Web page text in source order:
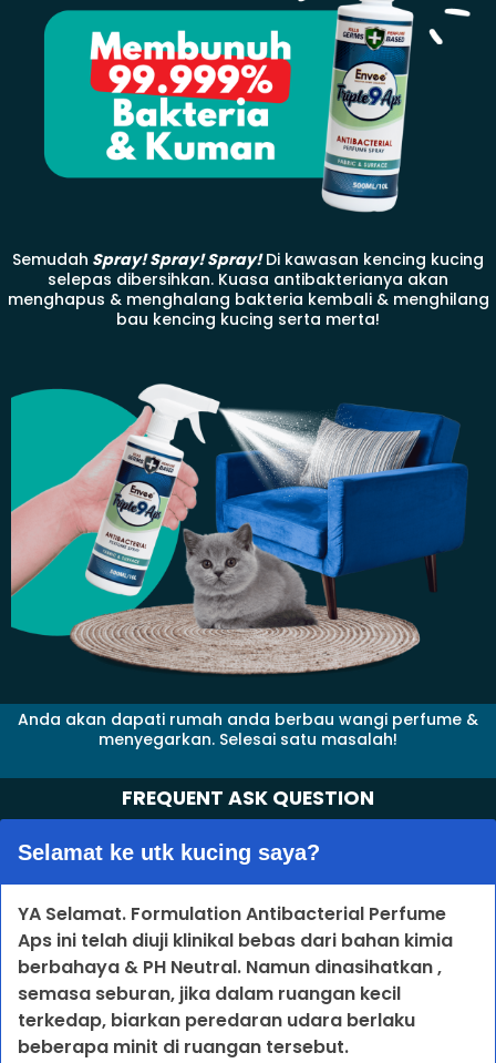
Semudah Spray! Spray! Spray!Di kawasan kencing kucing
selepas dibersihkan. Kuasa antibakterianya akan
menghapus & menghalang bakteria kembali & menghilang
bau kencing kucing serta merta!
Anda akan dapati rumah anda berbau wangi perfume &
menyegarkan. Selesai satu masalah!
FREQUENT ASK QUESTION
Selamat ke utk kucing saya?
YA Selamat. Formulation Antibacterial Perfume
Aps ini telah diuji klinikal bebas dari bahan kimia
berbahaya & PH Neutral. Namun dinasihatkan ,
semasa seburan, jika dalam ruangan kecil
terkedap, biarkan peredaran udara berlaku
beberapa minit di ruangan tersebut.